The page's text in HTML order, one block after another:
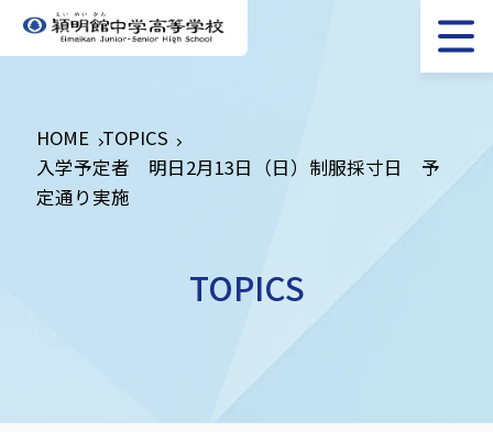
HOME TOPICS
入学予定者 明日2月13日（日）制服採寸日 予
定通り実施
TOPICS